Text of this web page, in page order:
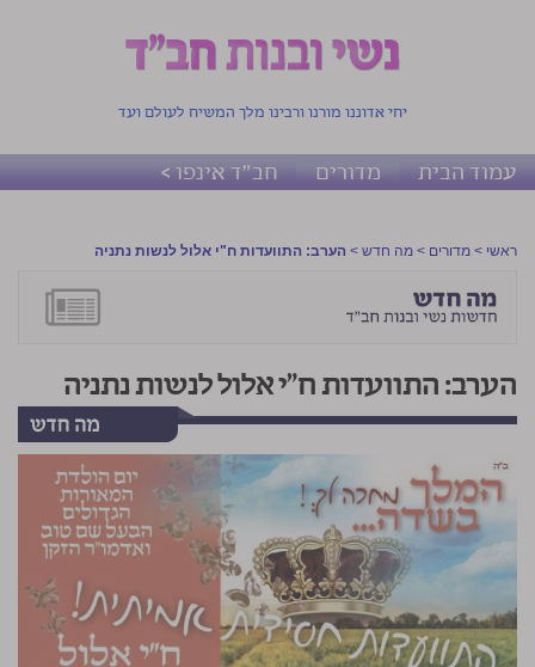
יחי אדוננו מורנו ורבינו מלך המשיח לעולם ועד
עמוד הבית מדורים חב"ד אינפו >
ראשי > מדורים > מה חדש > הערב: התוועדות ח"י אלול לנשות נתניה
הערב: התוועדות ח"י אלול לנשות נתניה